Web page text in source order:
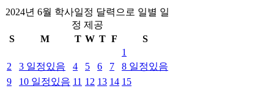
2024년 6월 학사일정 달력으로 일별 일
정 제공
S
M T W T F
S
1
2
3 일정있음 4 5 6 7 8 일정있음
9
10 일정있음 11 12 13 14 15